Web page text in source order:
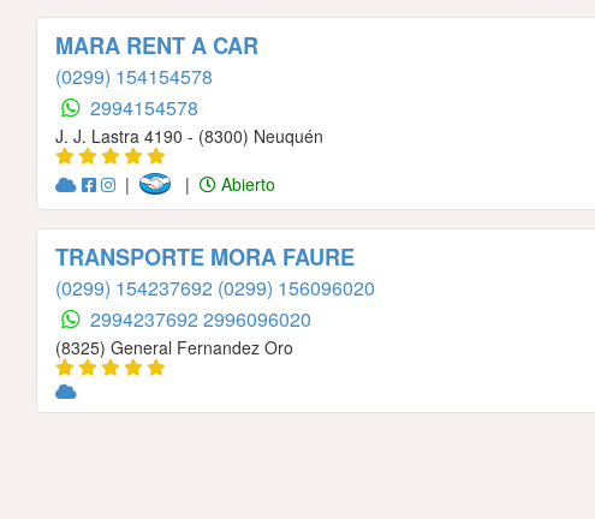
MARA RENT A CAR
(0299) 154154578
2994154578
J. J. Lastra 4190 - (8300) Neuquén
|
| Abierto
TRANSPORTE MORA FAURE
(0299) 154237692 (0299) 156096020
2994237692 2996096020
(8325) General Fernandez Oro